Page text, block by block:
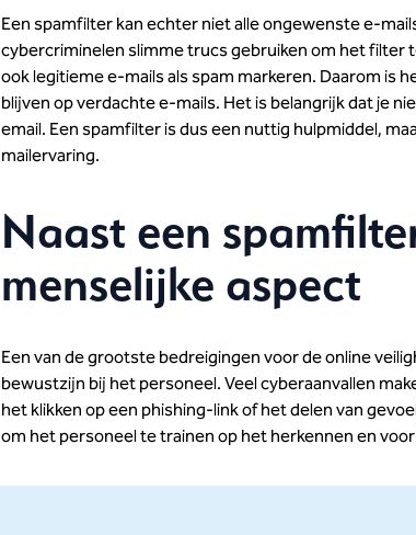
Een spamfilter kan echter niet alle ongewenste e-
cybercriminelen slimme trucs gebruiken om het filter
ook legitieme e-mails als spam markeren. Daarom is
blijven op verdachte e-mails. Het is belangrijk dat je
email. Een spamfilter is dus een nuttig hulpmiddel,
mailervaring.
Naast een
menselijke aspect
Een van de grootste bedreigingen voor de online
bewustzijn bij het personeel. Veel cyberaanvallen
het klikken op een phishing-link of het delen van
om het personeel te trainen op het herkennen en